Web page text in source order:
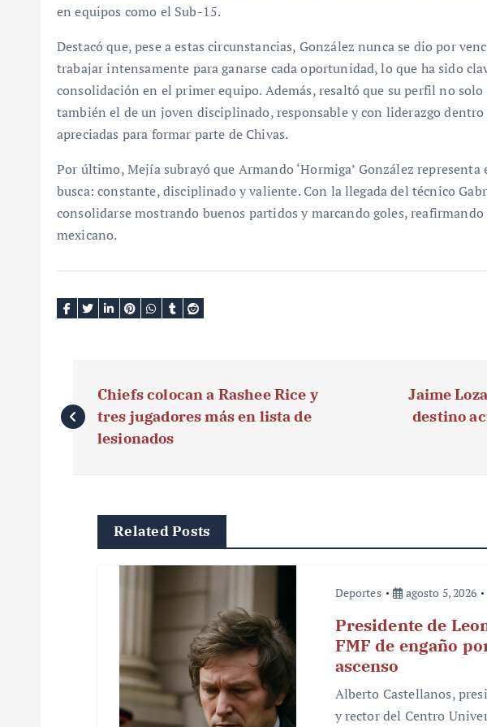
en equipos como el Sub-15.
Destacó que, pese a estas circunstancias, González nunca se dio por
trabajar intensamente para ganarse cada oportunidad, lo que ha sido
consolidación en el primer equipo. Además, resaltó que su perfil no
también el de un joven disciplinado, responsable y con liderazgo
apreciadas para formar parte de Chivas.
Por último, Mejía subrayó que Armando ‘Hormiga’ González
busca: constante, disciplinado y valiente. Con la llegada del técnico
consolidarse mostrando buenos partidos y marcando goles,
mexicano.
a
Chiefs colocan a Rashee Rice y
tres jugadores más en lista de
lesionados
Jaime
destino
Related Posts
Deportes agosto 5, 2026
Presidente de
FMF de engaño
ascenso
Alberto Castellanos,
y rector del Centro